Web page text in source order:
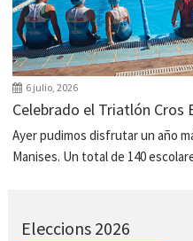
6 julio, 2026
Celebrado el Triatlón Cros
Ayer pudimos disfrutar un año
Manises. Un total de 140
Eleccions 2026